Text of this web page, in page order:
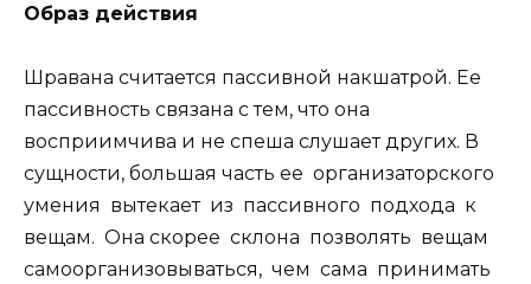
Образ действия
Шравана считается пассивной накшатрой. Ее
пассивность связана с тем, что она
восприимчива и не спеша слушает других. В
сущности, большая часть ее организаторского
умения вытекает из пассивного подхода к
вещам. Она скорее склона позволять вещам
самоорганизовываться, чем сама принимать